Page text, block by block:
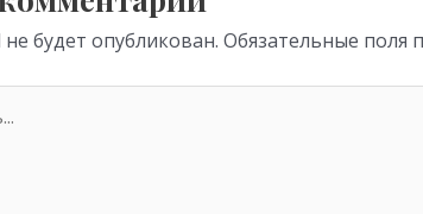
будет опубликован. Обязательные поля